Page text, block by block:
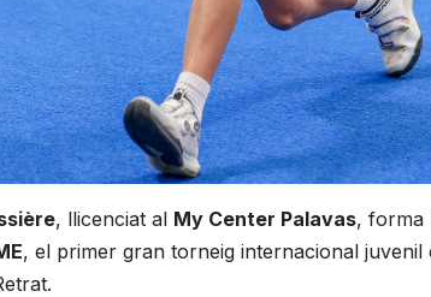
, llicenciat al My Center Palavas, forma
, el primer gran torneig internacional